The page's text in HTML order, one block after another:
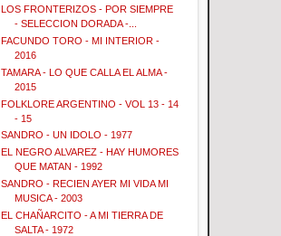
LOS FRONTERIZOS - POR SIEMPRE
- SELECCION DORADA -...
FACUNDO TORO - MI INTERIOR -
2016
TAMARA - LO QUE CALLA EL ALMA -
2015
FOLKLORE ARGENTINO - VOL 13 - 14
- 15
SANDRO - UN IDOLO - 1977
EL NEGRO ALVAREZ - HAY HUMORES
QUE MATAN - 1992
SANDRO - RECIEN AYER MI VIDA MI
MUSICA - 2003
EL CHAÑARCITO - A MI TIERRA DE
SALTA - 1972